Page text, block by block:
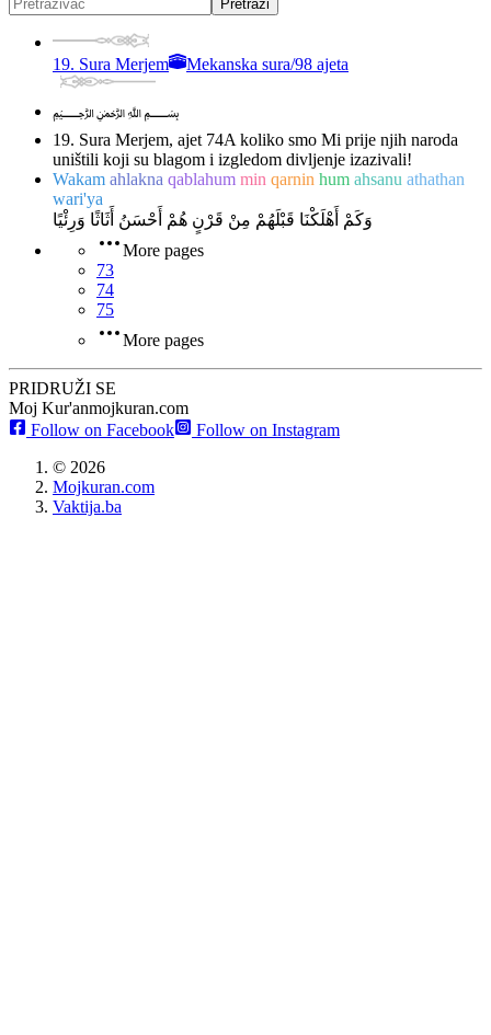
Pretraži
19. Sura Merjem Mekanska sura/98 ajeta
﷽
19. Sura Merjem, ajet 74A koliko smo Mi prije njih naroda
uništili koji su blagom i izgledom divljenje izazivali!
Wakam ahlakna qablahum min qarnin hum ahsanu athathan
wari'ya
وَكَمْ أَهْلَكْنَا قَبْلَهُمْ مِنْ قَرْنٍ هُمْ أَحْسَنُ أَثَاثًا وَرِئْيًا
More pages
73
74
75
More pages
PRIDRUŽI SE
Moj Kur'anmojkuran.com
Follow on Facebook
Follow on Instagram
© 2026
Mojkuran.com
Vaktija.ba